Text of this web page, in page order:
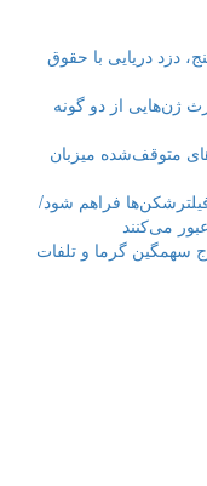
دزد دریایی با حقوق
ژن‌هایی از دو گونه
متوقف‌شده میزبان
فراهم شود/
می‌کنند
سهمگین گرما و تلفات